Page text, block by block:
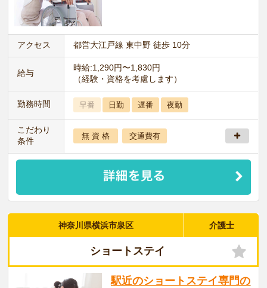
アクセス 都営大江戸線 東中野 徒歩 10分
給与
時給:1,290円〜1,830円
（経験・資格を考慮します）
勤務時間 早番 日勤 遅番 夜勤
こだわり
条件
無 資 格 交通費有
神奈川県横浜市泉区 介護士
ショートステイ
駅近のショートステイ専門の